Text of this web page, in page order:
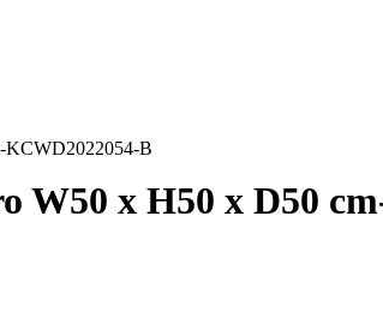
KCWD2022054-B
W50 x H50 x D50